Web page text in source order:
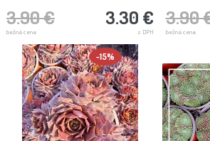
3.90 €
bežná cena
3.30 €
s DPH
3.90
bežná cena
-15%